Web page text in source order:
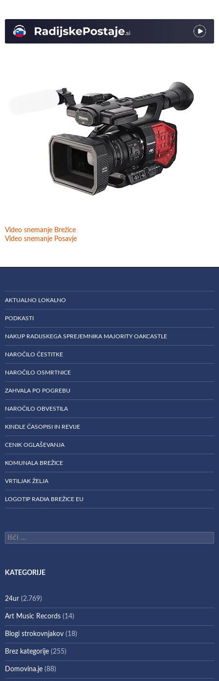
Video snemanje Brežice
Video snemanje Posavje
AKTUALNO LOKALNO
PODKASTI
NAKUP RADIJSKEGA SPREJEMNIKA MAJORITY OAKCASTLE
NAROČILO ČESTITKE
NAROČILO OSMRTNICE
ZAHVALA PO POGREBU
NAROČILO OBVESTILA
KINDLE ČASOPISI IN REVIJE
CENIK OGLAŠEVANJA
KOMUNALA BREŽICE
VRTILJAK ŽELJA
LOGOTIP RADIA BREŽICE EU
Išči:
KATEGORIJE
24ur (2.769)
Art Music Records (14)
Blogi strokovnjakov (18)
Brez kategorije (255)
Domovina.je (88)